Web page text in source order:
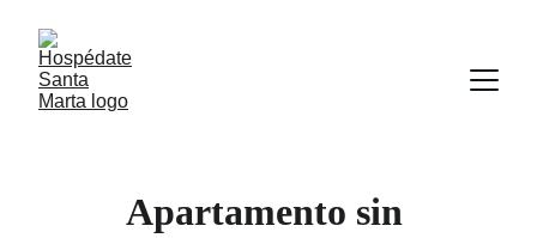
Apartamento sin